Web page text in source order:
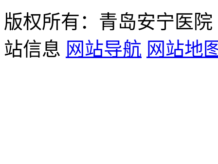
版权所有：青岛安宁医
站信息 网站导航 网站地